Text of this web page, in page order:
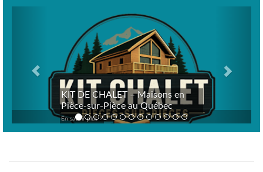
KIT DE CHALET – Maisons en
Pièce-sur-Pièce au Québec
En savoir plus >